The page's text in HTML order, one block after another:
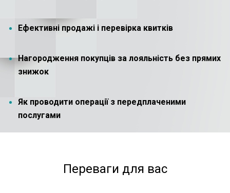
Ефективні продажі і перевірка квитків
Нагородження покупців за лояльність без прямих
знижок
Як проводити операції з передплаченими
послугами
Переваги для вас